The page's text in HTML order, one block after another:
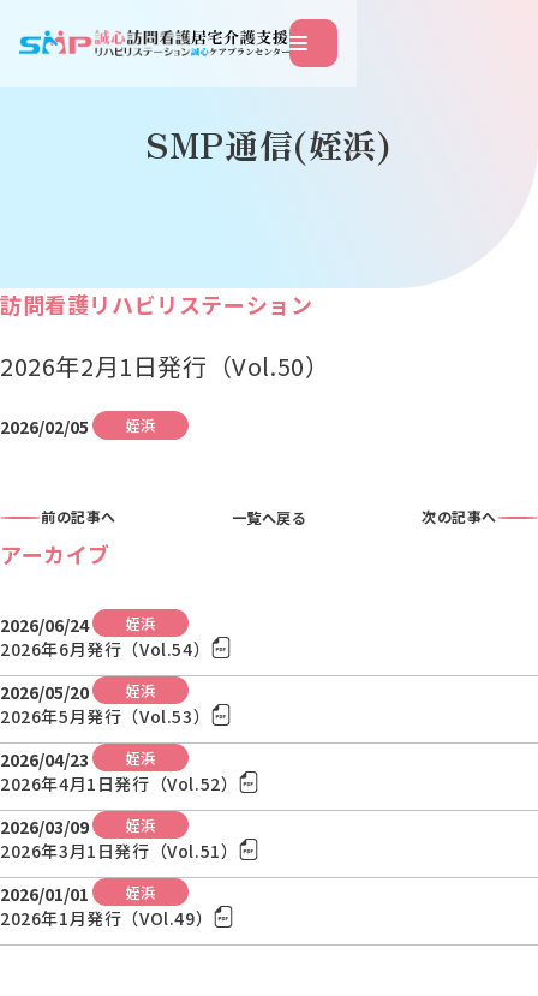
SMP通信(姪浜)
訪問看護リハビリステーション
2026年2月1日発行（Vol.50）
2026/02/05 姪浜
前の記事へ 一覧へ戻る 次の記事へ
アーカイブ
2026/06/24 姪浜
2026年6月発行（Vol.54）
2026/05/20
姪浜
2026年5月発行（Vol.53）
2026/04/23
姪浜
2026年4月1日発行（Vol.52）
2026/03/09
姪浜
2026年3月1日発行（Vol.51）
2026/01/01
姪浜
2026年1月発行（VOl.49）